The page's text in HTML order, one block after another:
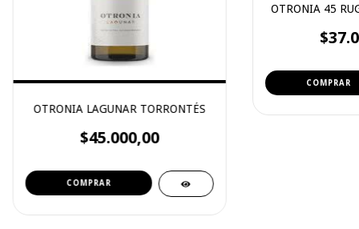
OTRONIA LAGUNAR TORRONTÉS
$45.000,00
OTRONIA 45